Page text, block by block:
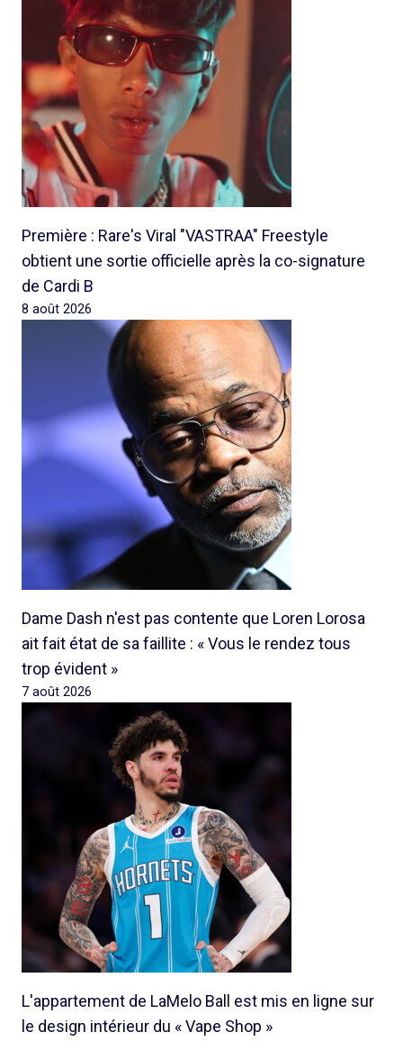
Première : Rare's Viral "VASTRAA" Freestyle
obtient une sortie officielle après la co-signature
de Cardi B
8 août 2026
Dame Dash n'est pas contente que Loren Lorosa
ait fait état de sa faillite : « Vous le rendez tous
trop évident »
7 août 2026
L'appartement de LaMelo Ball est mis en ligne sur
le design intérieur du « Vape Shop »